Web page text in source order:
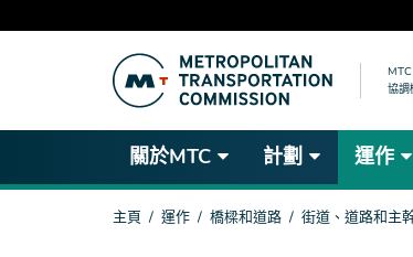
要
容
協調
關於MTC 計劃 運作
你
主頁 運作 橋樑和道路 街道、道路和主